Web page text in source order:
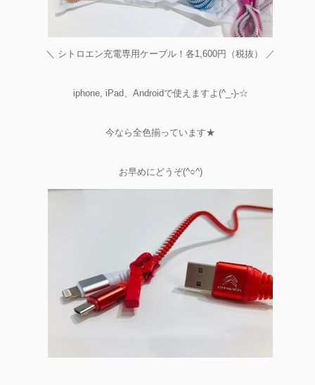
＼ シトロエン充電専用ケーブル！各1,600円（税抜） ／
iphone, iPad、Androidで使えますよ(^_-)-☆
今なら全色揃っています★
お早めにどうぞ(^○^)